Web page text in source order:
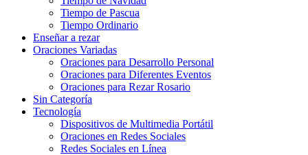
Tiempo de Pascua
Tiempo Ordinario
Enseñar a rezar
Oraciones Variadas
Oraciones para Desarrollo Personal
Oraciones para Diferentes Eventos
Oraciones para Rezar Rosario
Sin Categoría
Tecnología
Dispositivos de Multimedia Portátil
Oraciones en Redes Sociales
Redes Sociales en Línea